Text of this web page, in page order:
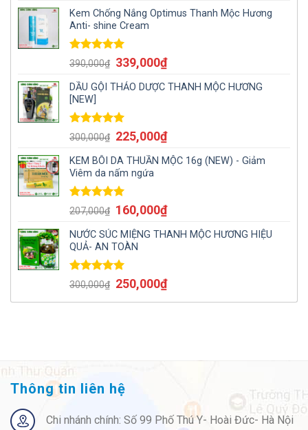
sao
Kem Chống Nắng Optimus Thanh Mộc Hương
Anti- shine Cream
Được xếp
hạng
5.00
sao
390,000₫ 339,000₫
DẦU GỘI THẢO DƯỢC THANH MỘC HƯƠNG
[NEW]
Được xếp
hạng
5.00
sao
300,000₫ 225,000₫
KEM BÔI DA THUẦN MỘC 16g (NEW) - Giảm
Viêm da nấm ngứa
Được xếp
hạng
5.00
sao
207,000₫ 160,000₫
NƯỚC SÚC MIỆNG THANH MỘC HƯƠNG HIỆU
QUẢ- AN TOÀN
Được xếp
hạng
5.00
sao
300,000₫ 250,000₫
Thông tin liên hệ
Chi nhánh chính: Số 99 Phố Thú Y- Hoài Đức- Hà Nội